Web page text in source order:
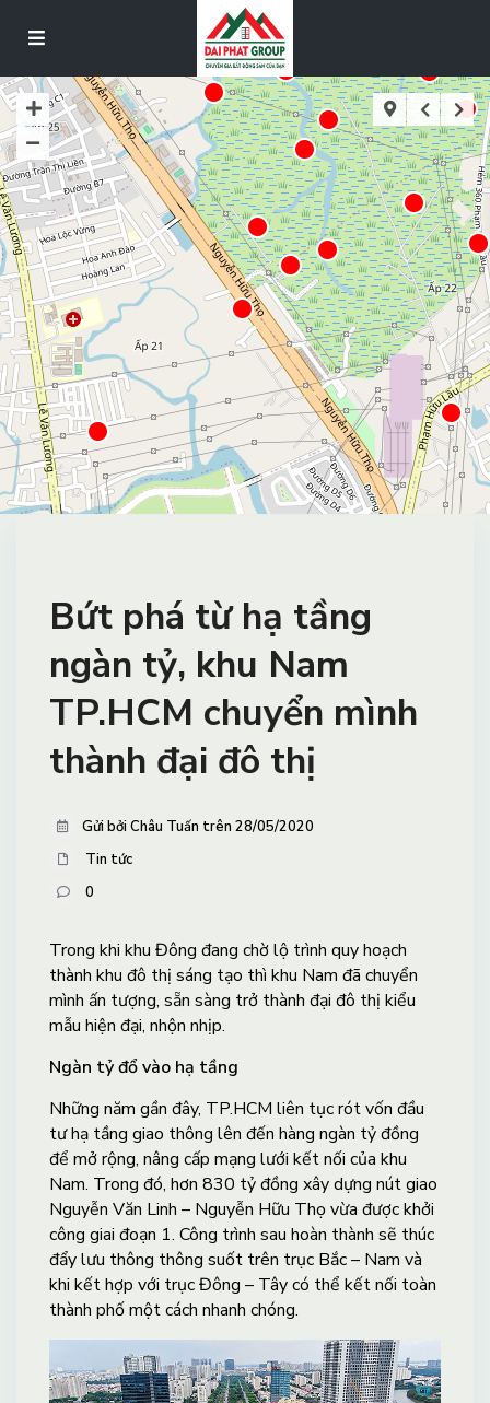
Bứt phá từ hạ tầng
ngàn tỷ, khu Nam
TP.HCM chuyển mình
thành đại đô thị
Gửi bởi Châu Tuấn trên 28/05/2020
Tin tức
0
Trong khi khu Đông đang chờ lộ trình quy hoạch
thành khu đô thị sáng tạo thì khu Nam đã chuyển
mình ấn tượng, sẵn sàng trở thành đại đô thị kiểu
mẫu hiện đại, nhộn nhịp.
Ngàn tỷ đổ vào hạ tầng
Những năm gần đây, TP.HCM liên tục rót vốn đầu
tư hạ tầng giao thông lên đến hàng ngàn tỷ đồng
để mở rộng, nâng cấp mạng lưới kết nối của khu
Nam. Trong đó, hơn 830 tỷ đồng xây dựng nút giao
Nguyễn Văn Linh – Nguyễn Hữu Thọ vừa được khởi
công giai đoạn 1. Công trình sau hoàn thành sẽ thúc
đẩy lưu thông thông suốt trên trục Bắc – Nam và
khi kết hợp với trục Đông – Tây có thể kết nối toàn
thành phố một cách nhanh chóng.